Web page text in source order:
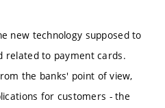
new technology supposed to
related to payment cards.
the banks' point of view,
for customers - the